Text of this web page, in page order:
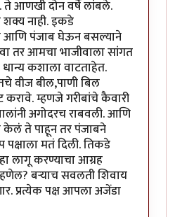
आणखी दोन वर्षे लांबले.
शक्य नाही. इकडे
आणि पंजाब घेऊन बसल्याने
तर आमचा भाजीवाला सांगत
कशाला वाटताहेत.
वीज बील,पाणी बिल
म्हणजे गरीबांचे कैवारी
अगोदरच राबवली. आणि
केलं ते पाहून तर पंजाबने
मतं दिली. तिकडे
लागू करण्याचा आग्रह
बऱ्याच सवलती शिवाय
प्रत्येक पक्ष आपला अजेंडा